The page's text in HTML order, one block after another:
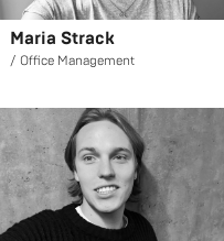
Maria Strack
Of­fice Ma­nage­ment